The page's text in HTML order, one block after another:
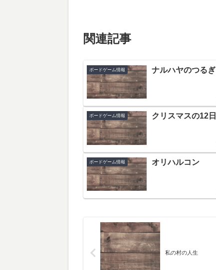
関連記事
ボードゲーム情報 ナルハヤのつるぎ
ボードゲーム情報 クリスマスの12日
ボードゲーム情報 オリハルコン
私の村の人生